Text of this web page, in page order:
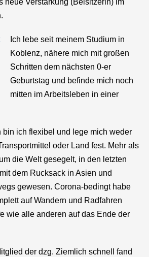
neue Verstärkung (Beisitzerin) im
Ich lebe seit meinem Studium in
Koblenz, nähere mich mit großen
Schritten dem nächsten 0-er
Geburtstag und befinde mich noch
mitten im Arbeitsleben in einer
bin ich flexibel und lege mich weder
oder Land fest. Mehr als
die Welt gesegelt, in den letzten
dem Rucksack in Asien und
gewesen. Corona-bedingt habe
auf Wandern und Radfahren
wie alle anderen auf das Ende der
der dzg. Ziemlich schnell fand